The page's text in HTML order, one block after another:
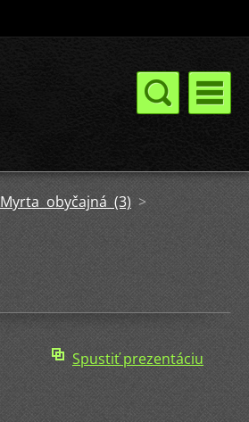
Myrta obyčajná (3) >
Spustiť prezentáciu